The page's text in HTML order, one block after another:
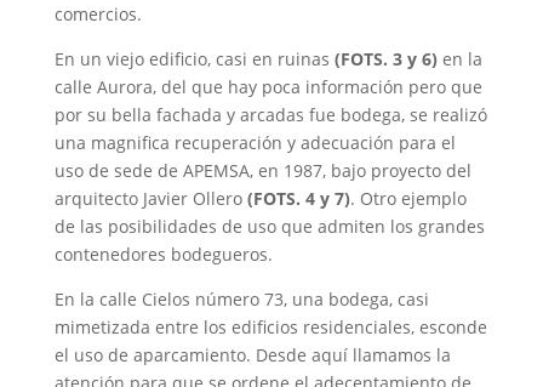
comercios.
En un viejo edificio, casi en ruinas (FOTS. 3 y 6) en la
calle Aurora, del que hay poca información pero que
por su bella fachada y arcadas fue bodega, se realizó
una magnifica recuperación y adecuación para el
uso de sede de APEMSA, en 1987, bajo proyecto del
arquitecto Javier Ollero(FOTS. 4 y 7). Otro ejemplo
de las posibilidades de uso que admiten los grandes
contenedores bodegueros.
En la calle Cielos número 73, una bodega, casi
mimetizada entre los edificios residenciales, esconde
el uso de aparcamiento. Desde aquí llamamos la